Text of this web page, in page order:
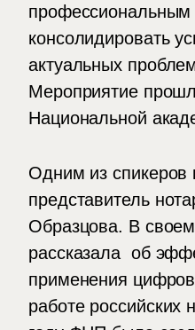
консолидировать
актуальных
Мероприятие
Национальной
Одним из спикеров
представитель
Образцова. В
рассказала об
применения
работе российских